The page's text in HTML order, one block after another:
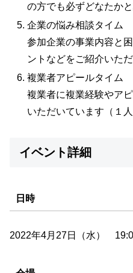
の方でも必ずどなたか
企業の悩み相談タイム
参加企業の事業内容と
ントなどをご紹介いた
複業者アピールタイム
複業者に複業経験やア
いただいています（１人
イベント詳細
日時
2022年4月27日（水）